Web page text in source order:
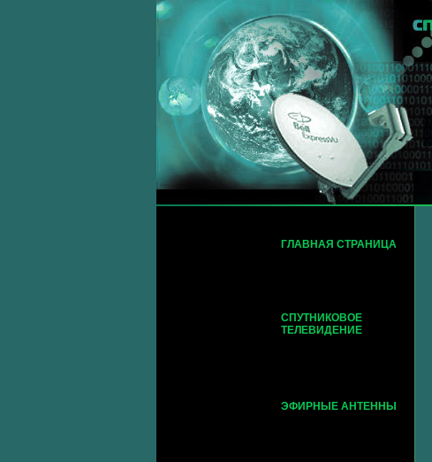
ГЛАВНАЯ СТРАНИЦА
СПУТНИКОВОЕ
ТЕЛЕВИДЕНИЕ
ЭФИРНЫЕ АНТЕННЫ